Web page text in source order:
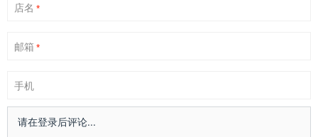
店名 *
邮箱 *
手机